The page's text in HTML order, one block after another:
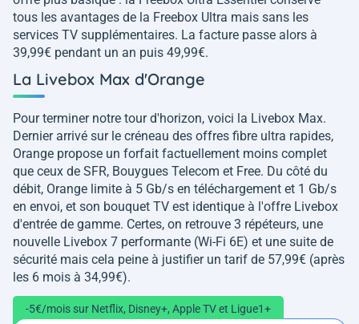
tous les avantages de la Freebox Ultra mais sans les
services TV supplémentaires. La facture passe alors à
39,99€ pendant un an puis 49,99€.
La Livebox Max d'Orange
Pour terminer notre tour d'horizon, voici la Livebox Max.
Dernier arrivé sur le créneau des offres fibre ultra rapides,
Orange propose un forfait factuellement moins complet
que ceux de SFR, Bouygues Telecom et Free. Du côté du
débit, Orange limite à 5 Gb/s en téléchargement et 1 Gb/s
en envoi, et son bouquet TV est identique à l'offre Livebox
d'entrée de gamme. Certes, on retrouve 3 répéteurs, une
nouvelle Livebox 7 performante (Wi-Fi 6E) et une suite de
sécurité mais cela peine à justifier un tarif de 57,99€ (après
les 6 mois à 34,99€).
-5€/mois sur Netflix, Disney+, Apple TV et Ligue1+